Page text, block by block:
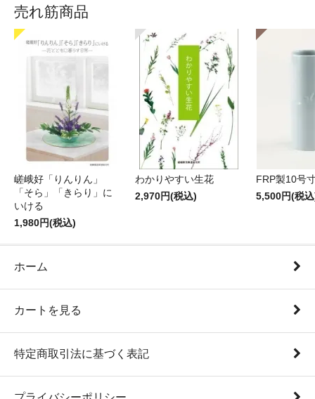
売れ筋商品
嵯峨好「りんりん」
「そら」「きらり」に
いける
1,980円(税込)
わかりやすい生花
2,970円(税込)
FRP製10号
5,500円(税
ホーム
カートを見る
特定商取引法に基づく表記